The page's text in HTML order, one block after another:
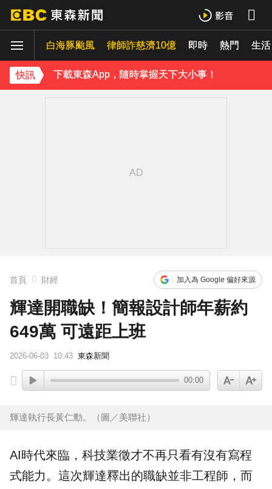
白海豚颱風 律師詐慈濟10億 即時 熱門 生活
快訊
首頁 財經 加入為 Google 偏好來源
輝達開職缺！簡報設計師年薪約
649萬 可遠距上班
2026-06-03 10:43 東森新聞
00:00
輝達執行長黃仁勳。（圖／美聯社）
AI時代來臨， 科技業徵才不再只看有沒有寫程
式能力。這次輝達釋出的職缺並非工程師，而